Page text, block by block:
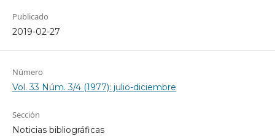
Publicado
2019-02-27
Número
Vol. 33 Núm. 3/4 (1977): julio-diciembre
Sección
Noticias bibliográficas